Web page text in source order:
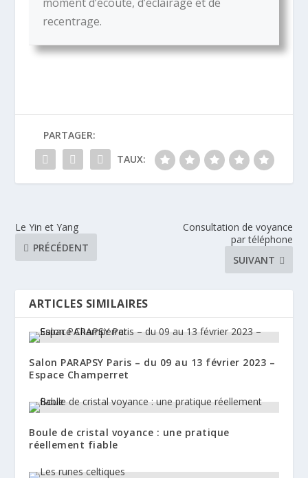
recentrage.
PARTAGER:
TAUX:
Le Yin et Yang
PRÉCÉDENT
Consultation de voyance
par téléphone
SUIVANT
ARTICLES SIMILAIRES
Salon PARAPSY Paris – du 09 au 13 février 2023 –
Espace Champerret
Boule de cristal voyance : une pratique
réellement fiable